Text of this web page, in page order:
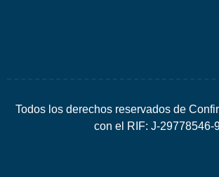
Todos los derechos reservados de
con el RIF: J-29778546-